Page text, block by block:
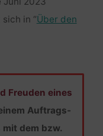
in “Über den
Freuden eines
Auftrags-
dem bzw.